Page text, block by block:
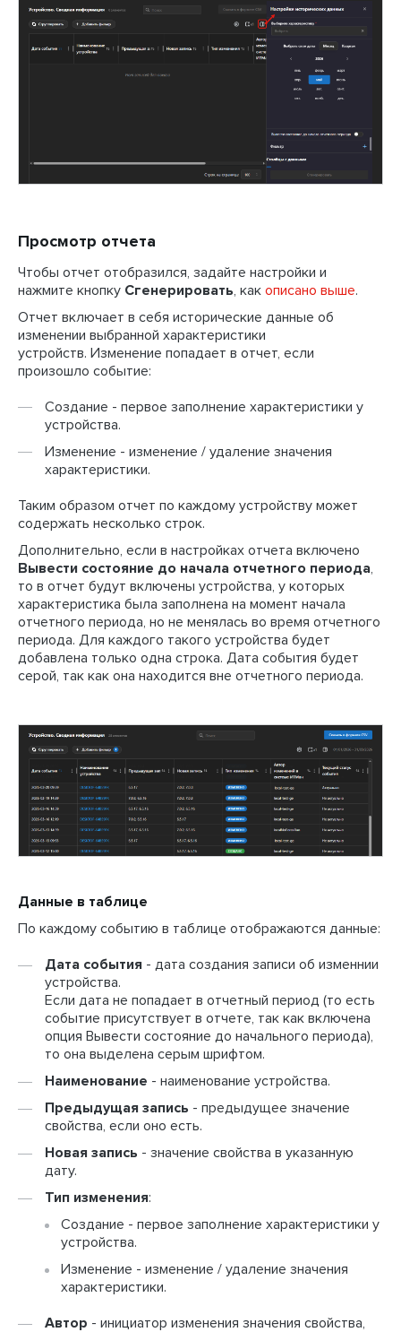
Просмотр отчета
Чтобы отчет отобразился, задайте настройки и
нажмите кнопку Сгенерировать , как описано выше.
Отчет включает в себя исторические данные об
изменении выбранной характеристики
устройств. Изменение попадает в отчет, если
произошло событие:
Создание - первое заполнение характеристики у
устройства.
Изменение - изменение / удаление значения
характеристики.
Таким образом отчет по каждому устройству может
содержать несколько строк.
Дополнительно, если в настройках отчета включено
Вывести состояние до начала отчетного периода
то в отчет будут включены устройства, у которых
характеристика была заполнена на момент начала
отчетного периода, но не менялась во время отчетного
периода. Для каждого такого устройства будет
добавлена только одна строка. Дата события будет
серой, так как она находится вне отчетного периода.
Данные в таблице
По каждому событию в таблице отображаются данные:
Дата события - дата создания записи об изменнии
устройства.
Если дата не попадает в отчетный период (то есть
событие присутствует в отчете, так как включена
опция Вывести состояние до начального периода),
то она выделена серым шрифтом.
Наименование - наименование устройства.
Предыдущая запись - предыдущее значение
свойства, если оно есть.
Новая запись - значение свойства в указанную
дату.
Тип изменения:
Создание - первое заполнение характеристики у
устройства.
Изменение - изменение / удаление значения
характеристики.
Автор - инициатор изменения значения свойства,